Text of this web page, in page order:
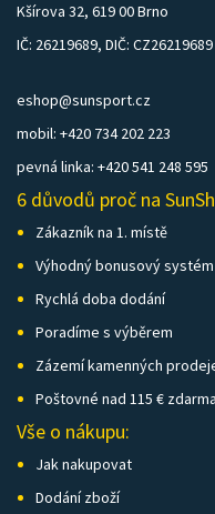
Kšírova 32, 619 00 Brno
IČ: 26219689, DIČ: CZ26219689
eshop@sunsport.cz
mobil: +420 734 202 223
pevná linka: +420 541 248 595
6 důvodů proč na
Zákazník na 1. místě
Výhodný bonusový
Rychlá doba dodání
Poradíme s výběrem
Zázemí kamenných
Poštovné nad 115 € zdarma
Vše o nákupu:
Jak nakupovat
Dodání zboží